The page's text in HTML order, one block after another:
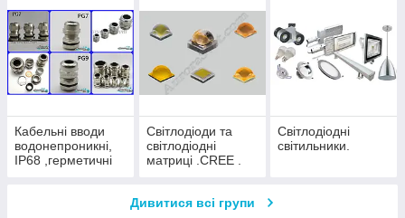
світильники для
підсвічування
товару
Кабельні вводи
водонепроникні,
IP68 ,герметичні
Світлодіоди та
світлодіодні
матриці .CREE .
Світлодіодні
світильники.
Дивитися всі групи